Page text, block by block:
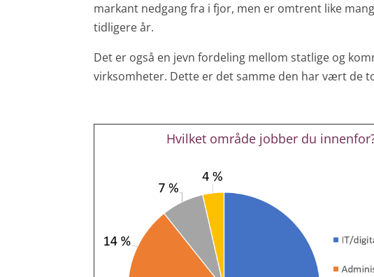
markant nedgang fra i fjor, men er omtrent like
tidligere år.
Det er også en jevn fordeling mellom statlige og
virksomheter. Dette er det samme den har vært de
Hvilket område jobber du